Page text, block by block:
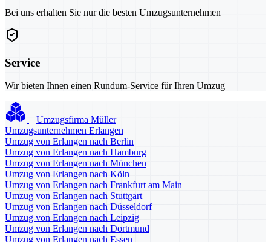
Bei uns erhalten Sie nur die besten Umzugsunternehmen
Service
Wir bieten Ihnen einen Rundum-Service für Ihren Umzug
Umzugsfirma Müller
Umzugsunternehmen Erlangen
Umzug von Erlangen nach Berlin
Umzug von Erlangen nach Hamburg
Umzug von Erlangen nach München
Umzug von Erlangen nach Köln
Umzug von Erlangen nach Frankfurt am Main
Umzug von Erlangen nach Stuttgart
Umzug von Erlangen nach Düsseldorf
Umzug von Erlangen nach Leipzig
Umzug von Erlangen nach Dortmund
Umzug von Erlangen nach Essen